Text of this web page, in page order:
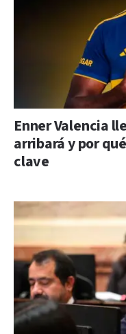
Enner Valencia
arribará y por
clave